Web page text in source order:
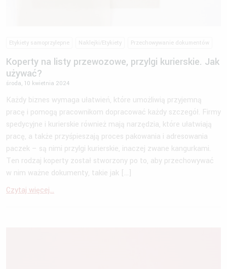
Etykiety samoprzylepne Naklejki/Etykiety Przechowywanie dokumentów
Koperty na listy przewozowe, przylgi kurierskie. Jak
używać?
środa, 10 kwietnia 2024
Każdy biznes wymaga ułatwień, które umożliwią przyjemną
pracę i pomogą pracownikom dopracować każdy szczegół. Firmy
spedycyjne i kurierskie również mają narzędzia, które ułatwiają
pracę, a także przyśpieszają proces pakowania i adresowania
paczek – są nimi przylgi kurierskie, inaczej zwane kangurkami.
Ten rodzaj koperty został stworzony po to, aby przechowywać
w nim ważne dokumenty, takie jak […]
Czytaj więcej...